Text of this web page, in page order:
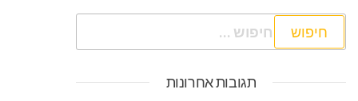
חיפוש:
תגובות אחרונות